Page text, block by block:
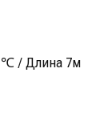
℃ / Длина 7м